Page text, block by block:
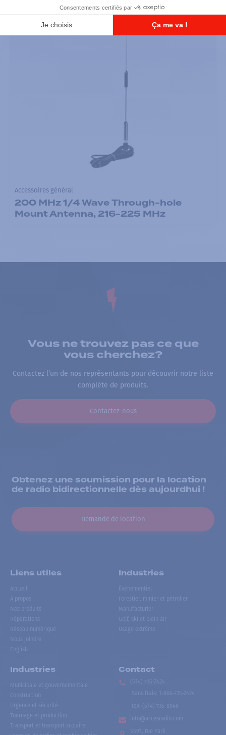
Accessoires général
200 MHz 1/4 Wave Through-hole
Mount Antenna, 216-225 MHz
Vous ne trouvez pas ce que
vous cherchez?
Contactez l’un de nos représentants pour découvrir notre liste
complète de produits.
Contactez-nous
Obtenez une soumission pour la location
de radio bidirectionnelle dès aujourdhui !
Demande de location
Liens utiles
Accueil
À propos
Nos produits
Réparations
Réseau numérique
Nous joindre
English
Industries
Événementiel
Forestier, minier et pétrolier
Manufacturier
Golf, ski et plein air
Usage extrême
Industries
Municipale et gouvernementale
Construction
Urgence et sécurité
Tournage et production
Transport et transport scolaire
Contact
(514) 735-2424
Sans frais
1-866-735-2424
Fax:
(514) 735-8046
info@accesradio.com
5591, rue Paré